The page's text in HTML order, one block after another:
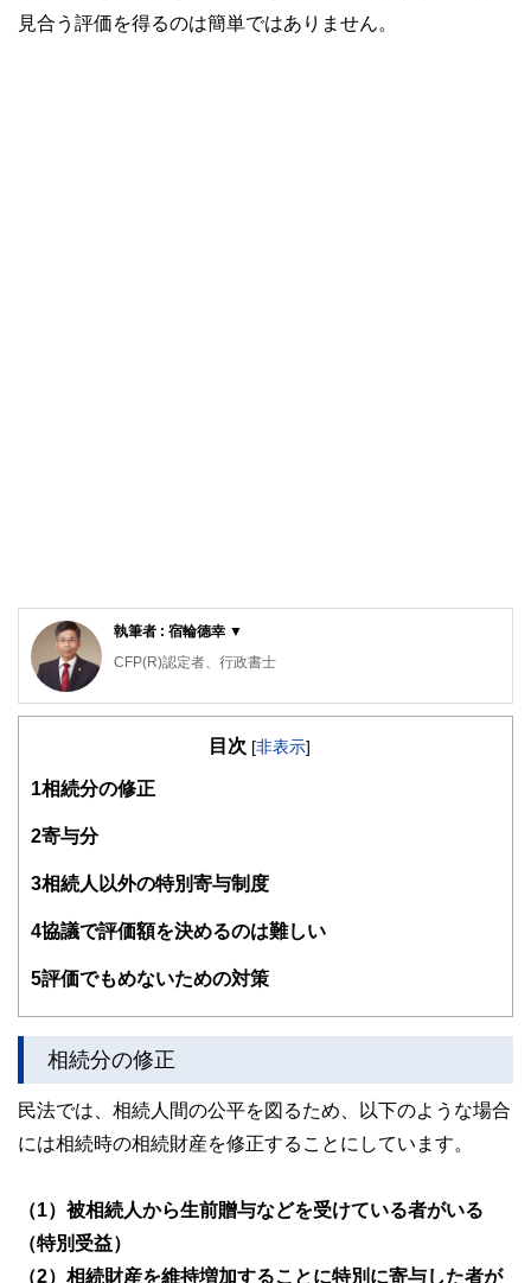
見合う評価を得るのは簡単ではありません。
執筆者 : 宿輪德幸 ▼
CFP(R)認定者、行政書士
宅地建物取引士試験合格者、損害保険代理店特級資格、自動
相続専門の行政書士、ＦＰ事務所です。書類の作成だけでな
に資産活用、相続トラブル予防のため積極的に「民事信託
の方のために、Web会議室を設置。
資料を画面共有しながら納得がいくまでの面談で、納得のＧ
地域の皆様のかかりつけ法律家を目指し奮闘中！！
目次 [非表示]
1相続分の修正
2寄与分
3相続人以外の特別寄与制度
4協議で評価額を決めるのは難しい
5評価でもめないための対策
相続分の修正
民法では、相続人間の公平を図るため、以下のような場合
には相続時の相続財産を修正することにしています。
（1）被相続人から生前贈与などを受けている者がいる
（特別受益）
（2）相続財産を維持増加することに特別に寄与した者が